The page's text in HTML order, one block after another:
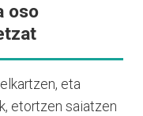
oso
eta
etortzen saiatzen